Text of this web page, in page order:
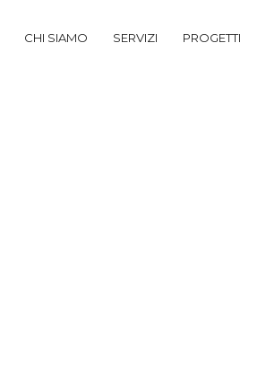
CHI SIAMO SERVIZI PROGETTI